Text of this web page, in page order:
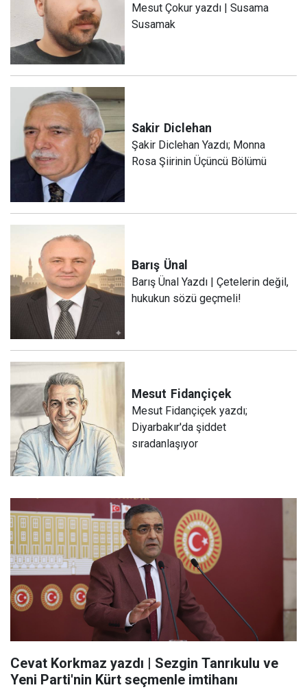
Mesut Çokur yazdı | Susama
Susamak
Sakir Diclehan
Şakir Diclehan Yazdı; Monna
Rosa Şiirinin Üçüncü Bölümü
Barış Ünal
Barış Ünal Yazdı | Çetelerin değil,
hukukun sözü geçmeli!
Mesut Fidançiçek
Mesut Fidançiçek yazdı;
Diyarbakır'da şiddet
sıradanlaşıyor
Cevat Korkmaz yazdı | Sezgin Tanrıkulu ve
Yeni Parti'nin Kürt seçmenle imtihanı